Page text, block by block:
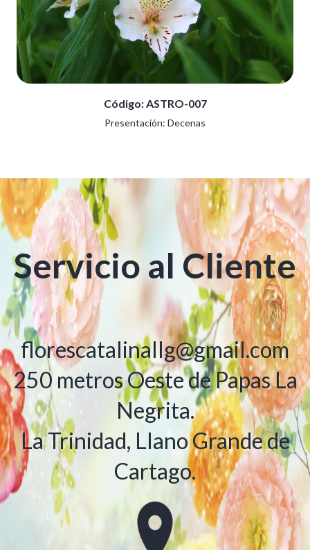
Código: ASTRO-007
Presentación: Decenas
Servicio al Cliente
florescatalinallg@gmail.com
250 metros Oeste de Papas La
Negrita.
La Trinidad, Llano Grande de
Cartago.